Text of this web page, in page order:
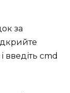
за
введіть cmd